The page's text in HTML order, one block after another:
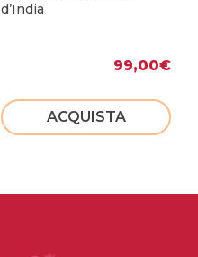
d’India
99,00€
ACQUISTA